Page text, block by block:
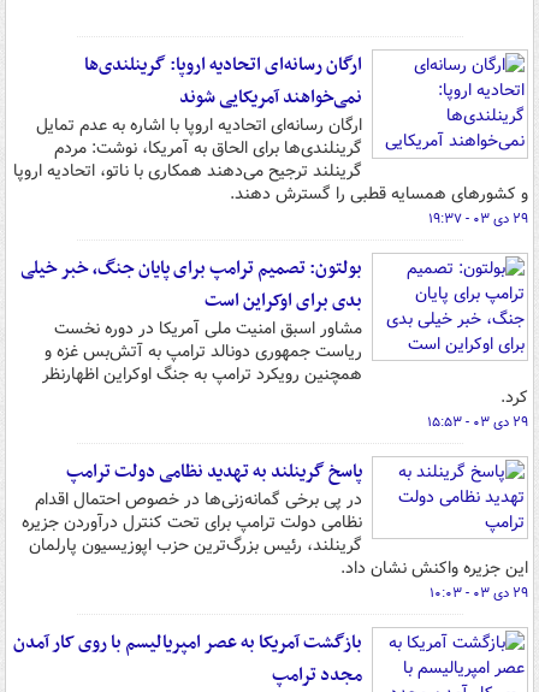
ارگان رسانه‌ای اتحادیه اروپا: گرینلندی‌ها
نمی‌خواهند آمریکایی شوند
ارگان رسانه‌ای اتحادیه اروپا با اشاره به عدم تمایل
گرینلندی‌ها برای الحاق به آمریکا، نوشت: مردم
گرینلند ترجیح می‌دهند همکاری با ناتو، اتحادیه اروپا
و کشورهای همسایه قطبی را گسترش دهند.
۲۹ دی ۰۳ - ۱۹:۳۷
بولتون: تصمیم ترامپ برای پایان جنگ، خبر خیلی
بدی برای اوکراین است
مشاور اسبق امنیت ملی آمریکا در دوره نخست
ریاست جمهوری دونالد ترامپ به آتش‌بس غزه و
همچنین رویکرد ترامپ به جنگ اوکراین اظهارنظر
کرد.
۲۹ دی ۰۳ - ۱۵:۵۳
پاسخ گرینلند به تهدید نظامی دولت ترامپ
در پی برخی گمانه‌زنی‌ها در خصوص احتمال اقدام
نظامی دولت ترامپ برای تحت کنترل درآوردن جزیره
گرینلند، رئیس بزرگ‌ترین حزب اپوزیسیون پارلمان
این جزیره واکنش نشان داد.
۲۹ دی ۰۳ - ۱۰:۰۳
بازگشت آمریکا به عصر امپریالیسم با روی کار آمدن
مجدد ترامپ